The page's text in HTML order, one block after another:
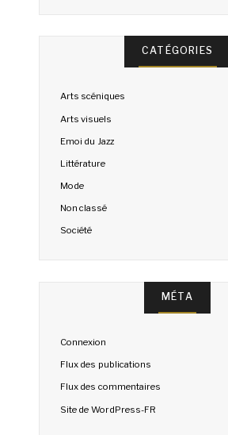
CATÉGORIES
Arts scéniques
Arts visuels
Emoi du Jazz
Littérature
Mode
Non classé
Société
MÉTA
Connexion
Flux des publications
Flux des commentaires
Site de WordPress-FR